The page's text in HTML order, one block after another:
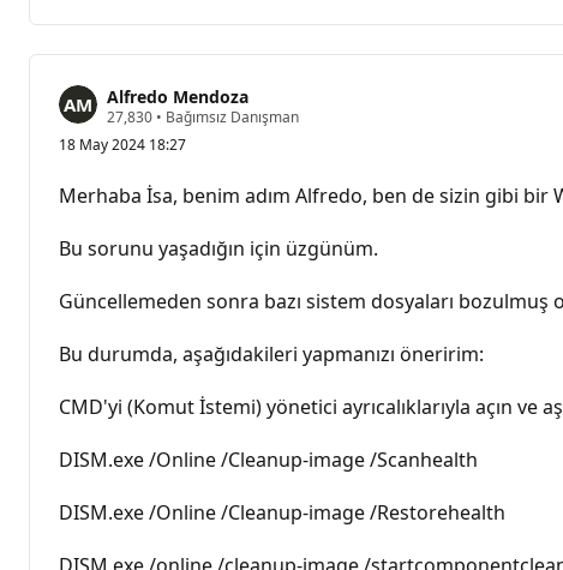
Alfredo Mendoza
27,830 S
y
ı
n
k
u
a
ı
• Bağımsız Danışman
18 May 2024 18:27
Merhaba İsa, benim adım Alfredo, ben de sizin gibi bir
Bu sorunu yaşadığın için üzgünüm.
Güncellemeden sonra bazı sistem dosyaları bozulmuş
Bu durumda, aşağıdakileri yapmanızı öneririm:
CMD'yi (Komut İstemi) yönetici ayrıcalıklarıyla açın ve
DISM.exe /Online /Cleanup-image /Scanhealth
DISM.exe /Online /Cleanup-image /Restorehealth
DISM.exe /online /cleanup-image /